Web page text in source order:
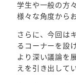
学生や一般の方
様々な角度から
さらに、今回は
るコーナーを設
より深い議論を
えを引き出して